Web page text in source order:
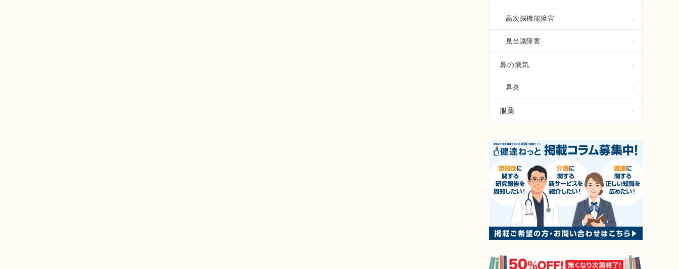
高次脳機能障害
見当識障害
鼻の病気
鼻炎
服薬